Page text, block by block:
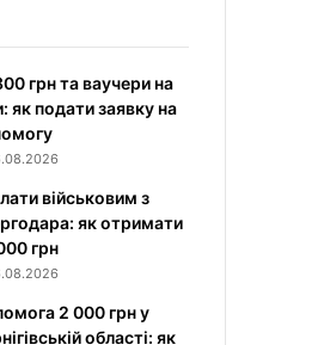
грн та ваучери на
як подати заявку на
військовим з
як отримати
грн
2 000 грн у
області: як